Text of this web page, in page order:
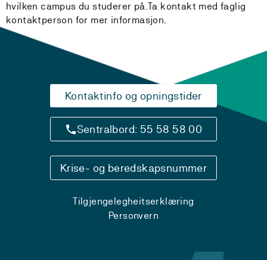
hvilken campus du studerer på.Ta kontakt med faglig
kontaktperson for mer informasjon.
Kontaktinfo og opningstider
Sentralbord: 55 58 58 00
Krise- og beredskapsnummer
Tilgjengelegheitserklæring
Personvern